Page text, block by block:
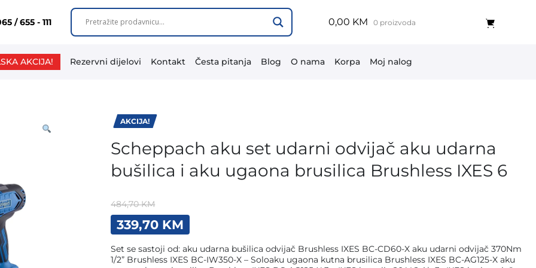
/ 655 - 111 0,00 KM 0 proizvoda
AKCIJA! Rezervni dijelovi Kontakt Česta pitanja Blog O nama Korpa Moj nalog
AKCIJA!
Scheppach aku set udarni odvijač aku udarna
bušilica i aku ugaona brusilica Brushless IXES 6
484,70KM
Original
price
was:
484,70 KM.
339,70 KM
Current
price
is:
339,70 KM.
Set se sastoji od: aku udarna bušilica odvijač Brushless IXES BC-CD60-X aku udarni odvijač 370Nm
1/2” Brushless IXES BC-IW350-X – Soloaku ugaona kutna brusilica Brushless IXES BC-AG125-X aku